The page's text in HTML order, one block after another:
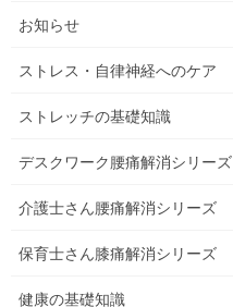
お知らせ
ストレス・自律神経へのケア
ストレッチの基礎知識
デスクワーク腰痛解消シリーズ
介護士さん腰痛解消シリーズ
保育士さん膝痛解消シリーズ
健康の基礎知識